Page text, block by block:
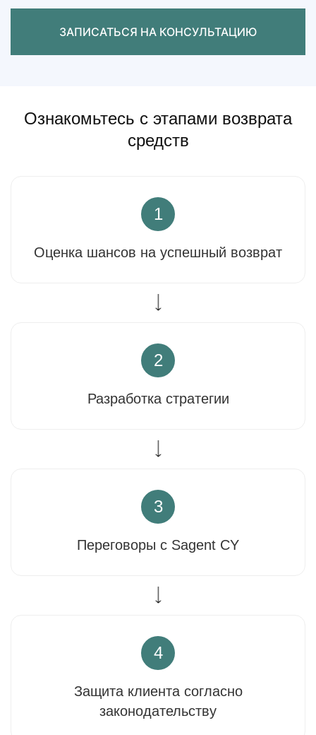
ЗАПИСАТЬСЯ НА КОНСУЛЬТАЦИЮ
Ознакомьтесь с этапами возврата
средств
1
Оценка шансов на успешный возврат
2
Разработка стратегии
3
Переговоры с Sagent CY
4
Защита клиента согласно
законодательству